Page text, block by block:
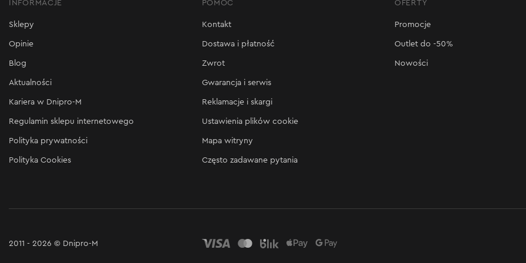
INFORMACJE
Sklepy
Opinie
Blog
Aktualności
Kariera w Dnipro-M
Regulamin sklepu internetowego
Polityka prywatności
Polityka Cookies
POMOC
Kontakt
Dostawa i płatność
Zwrot
Gwarancja i serwis
Reklamacje i skargi
Ustawienia plików cookie
Mapa witryny
Często zadawane pytania
OFERTY
Promocje
Outlet do -50%
Nowości
2011 - 2026 © Dnipro-M